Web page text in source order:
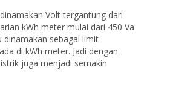
Volt tergantung dari
kWh meter mulai dari 450 Va
dinamakan sebagai limit
di kWh meter. Jadi dengan
juga menjadi semakin